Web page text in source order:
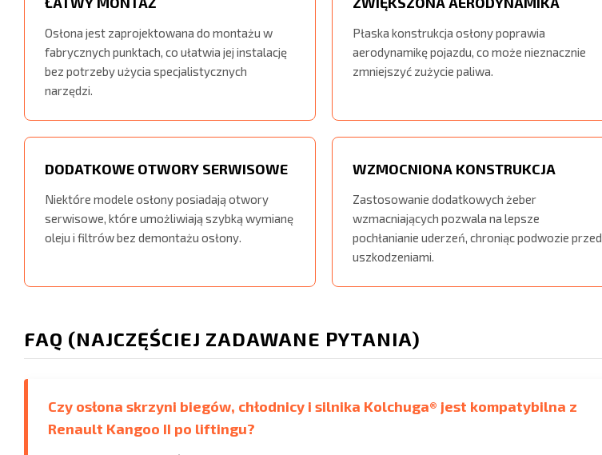
Osłona jest zaprojektowana do montażu w
fabrycznych punktach, co ułatwia jej instalację
bez potrzeby użycia specjalistycznych
narzędzi.
Płaska konstrukcja osłony poprawia
aerodynamikę pojazdu, co może nieznacznie
zmniejszyć zużycie paliwa.
DODATKOWE OTWORY SERWISOWE
Niektóre modele osłony posiadają otwory
serwisowe, które umożliwiają szybką wymianę
oleju i filtrów bez demontażu osłony.
WZMOCNIONA KONSTRUKCJA
Zastosowanie dodatkowych żeber
wzmacniających pozwala na lepsze
pochłanianie uderzeń, chroniąc podwozie przed
uszkodzeniami.
FAQ (NAJCZĘŚCIEJ ZADAWANE PYTANIA)
Czy osłona skrzyni biegów, chłodnicy i silnika Kolchuga® jest kompatybilna z
Renault Kangoo II po liftingu?